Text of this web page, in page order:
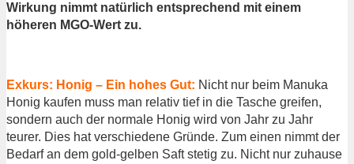
Wirkung nimmt natürlich entsprechend mit einem
höheren MGO-Wert zu.
Exkurs: Honig – Ein hohes Gut: Nicht nur beim Manuka
Honig kaufen muss man relativ tief in die Tasche greifen,
sondern auch der normale Honig wird von Jahr zu Jahr
teurer. Dies hat verschiedene Gründe. Zum einen nimmt der
Bedarf an dem gold-gelben Saft stetig zu. Nicht nur zuhause